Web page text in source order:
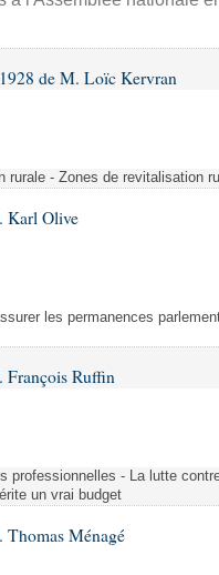
de M. Loïc Kervran
rurale - Zones de revitalisation
Karl Olive
les permanences
François Ruffin
professionnelles - La lutte
un vrai budget
Thomas Ménagé